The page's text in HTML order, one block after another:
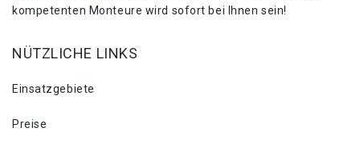
kompetenten Monteure wird sofort bei Ihnen sein!
NÜTZLICHE LINKS
Einsatzgebiete
Preise